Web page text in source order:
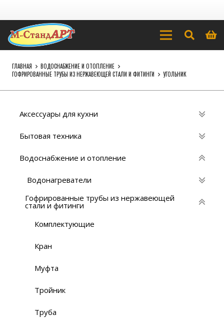
ГЛАВНАЯ
ВОДОСНАБЖЕНИЕ И ОТОПЛЕНИЕ
ГОФРИРОВАННЫЕ ТРУБЫ ИЗ НЕРЖАВЕЮЩЕЙ СТАЛИ И ФИТИНГИ
УГОЛЬНИК
Аксессуары для кухни
Бытовая техника
Водоснабжение и отопление
Водонагреватели
Гофрированные трубы из нержавеющей
стали и фитинги
Комплектующие
Кран
Муфта
Тройник
Труба